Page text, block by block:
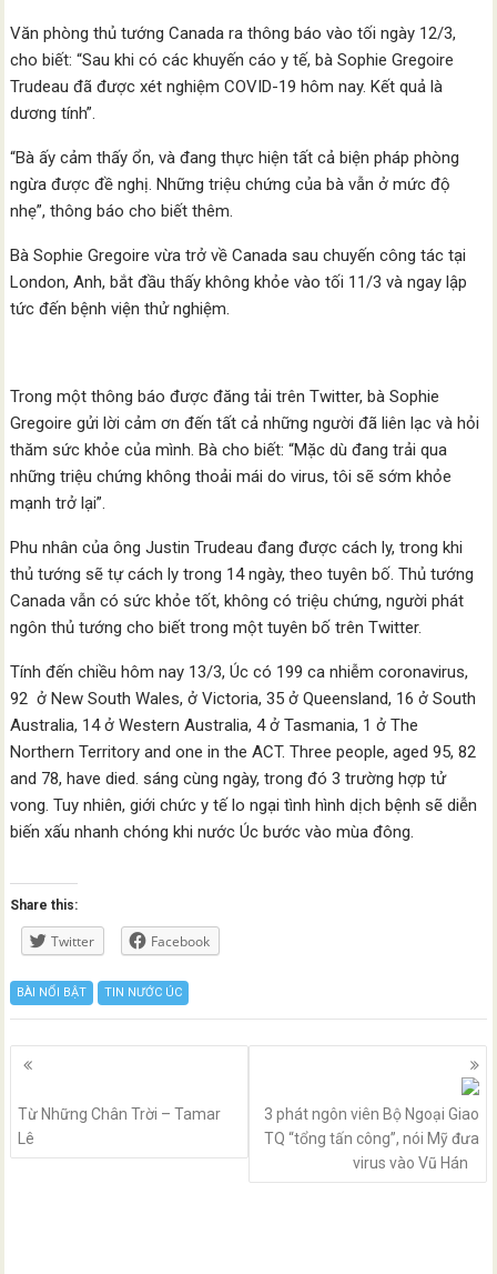
Văn phòng thủ tướng Canada ra thông báo vào tối ngày 12/3,
cho biết: “Sau khi có các khuyến cáo y tế, bà Sophie Gregoire
Trudeau đã được xét nghiệm COVID-19 hôm nay. Kết quả là
dương tính”.
“Bà ấy cảm thấy ổn, và đang thực hiện tất cả biện pháp phòng
ngừa được đề nghị. Những triệu chứng của bà vẫn ở mức độ
nhẹ”, thông báo cho biết thêm.
Bà Sophie Gregoire vừa trở về Canada sau chuyến công tác tại
London, Anh, bắt đầu thấy không khỏe vào tối 11/3 và ngay lập
tức đến bệnh viện thử nghiệm.
Trong một thông báo được đăng tải trên Twitter, bà Sophie
Gregoire gửi lời cảm ơn đến tất cả những người đã liên lạc và hỏi
thăm sức khỏe của mình. Bà cho biết: “Mặc dù đang trải qua
những triệu chứng không thoải mái do virus, tôi sẽ sớm khỏe
mạnh trở lại”.
Phu nhân của ông Justin Trudeau đang được cách ly, trong khi
thủ tướng sẽ tự cách ly trong 14 ngày, theo tuyên bố. Thủ tướng
Canada vẫn có sức khỏe tốt, không có triệu chứng, người phát
ngôn thủ tướng cho biết trong một tuyên bố trên Twitter.
Tính đến chiều hôm nay 13/3, Úc có 199 ca nhiễm coronavirus,
92 ở New South Wales, ở Victoria, 35 ở Queensland, 16 ở South
Australia, 14 ở Western Australia, 4 ở Tasmania, 1 ở The
Northern Territory and one in the ACT. Three people, aged 95, 82
and 78, have died. sáng cùng ngày, trong đó 3 trường hợp tử
vong. Tuy nhiên, giới chức y tế lo ngại tình hình dịch bệnh sẽ diễn
biến xấu nhanh chóng khi nước Úc bước vào mùa đông.
Share this:
Twitter Facebook
BÀI NỔI BẬT TIN NƯỚC ÚC
Posts
Từ Những Chân Trời – Tamar
Lê
3 phát ngôn viên Bộ Ngoại Giao
TQ “tổng tấn công”, nói Mỹ đưa
virus vào Vũ Hán